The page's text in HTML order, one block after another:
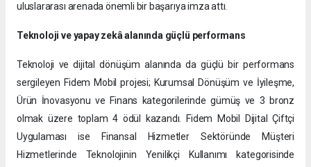
uluslararası arenada önemli bir başarıya imza attı.
Teknoloji ve yapay zekâ alanında güçlü performans
Teknoloji ve dijital dönüşüm alanında da güçlü bir performans
sergileyen Fidem Mobil projesi; Kurumsal Dönüşüm ve İyileşme,
Ürün İnovasyonu ve Finans kategorilerinde gümüş ve 3 bronz
olmak üzere toplam 4 ödül kazandı. Fidem Mobil Dijital Çiftçi
Uygulaması ise Finansal Hizmetler Sektöründe Müşteri
Hizmetlerinde Teknolojinin Yenilikçi Kullanımı kategorisinde